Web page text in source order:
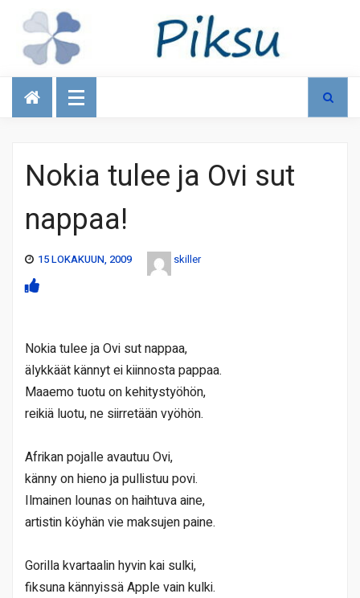
Talous
Nokia tulee ja Ovi sut
nappaa!
15 LOKAKUUN, 2009 skiller
Nokia tulee ja Ovi sut nappaa,
älykkäät kännyt ei kiinnosta pappaa.
Maaemo tuotu on kehitystyöhön,
reikiä luotu, ne siirretään vyöhön.
Afrikan pojalle avautuu Ovi,
känny on hieno ja pullistuu povi.
Ilmainen lounas on haihtuva aine,
artistin köyhän vie maksujen paine.
Gorilla kvartaalin hyvin kai sulki,
fiksuna kännyissä Apple vain kulki.